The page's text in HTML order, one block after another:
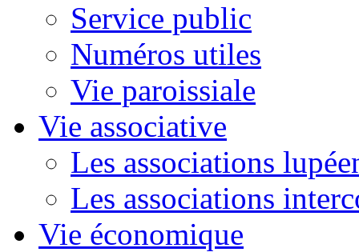
Service public
Numéros utiles
Vie paroissiale
Vie associative
Les associations
Les associations
Vie économique